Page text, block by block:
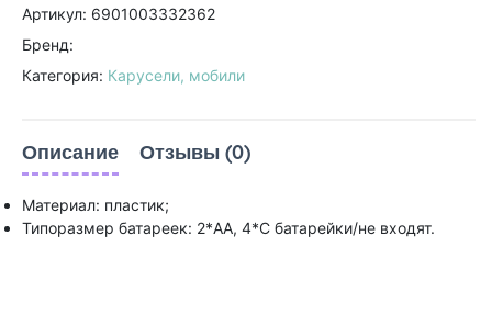
Артикул: 6901003332362
Бренд:
Категория: Карусели, мобили
Описание Отзывы (0)
Материал: пластик;
Типоразмер батареек: 2*AA, 4*C батарейки/не входят.